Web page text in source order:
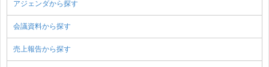
アジェンダから探す
会議資料から探す
売上報告から探す